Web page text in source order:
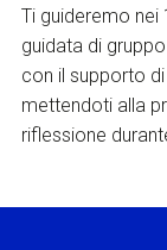
Ti guideremo nei
guidata di
con il supporto
mettendoti alla
riflessione